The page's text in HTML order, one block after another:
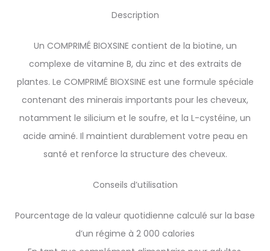
Description
Un COMPRIMÉ BIOXSINE contient de la biotine, un
complexe de vitamine B, du zinc et des extraits de
plantes. Le COMPRIMÉ BIOXSINE est une formule spéciale
contenant des minerais importants pour les cheveux,
notamment le silicium et le soufre, et la L-cystéine, un
acide aminé. Il maintient durablement votre peau en
santé et renforce la structure des cheveux.
Conseils d’utilisation
Pourcentage de la valeur quotidienne calculé sur la base
d’un régime à 2 000 calories